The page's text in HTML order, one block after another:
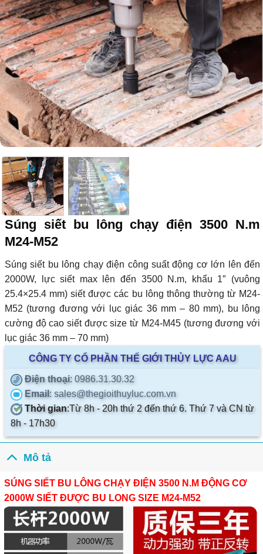
Súng siết bu lông chạy điện 3500 N.m
M24-M52
Súng siết bu lông chạy điện công suất động cơ lớn lên đến
2000W, lực siết max lên đến 3500 N.m, khẩu 1″ (vuông
25.4×25.4 mm) siết được các bu lông thông thường từ M24-
M52 (tương đương với lục giác 36 mm – 80 mm), bu lông
cường độ cao siết được size từ M24-M45 (tương đương với
lục giác 36 mm – 70 mm)
CÔNG TY CỔ PHẦN THẾ GIỚI THỦY LỰC AAU
Điện thoại: 0986.31.30.32
Email: sales@thegioithuyluc.com.vn
Thời gian:Từ 8h - 20h thứ 2 đến thứ 6. Thứ 7 và CN từ
8h - 17h30
Mô tả
SÚNG SIẾT BU LÔNG CHẠY ĐIỆN 3500 N.M ĐỘNG CƠ
2000W SIẾT ĐƯỢC BU LONG SIZE M24-M52